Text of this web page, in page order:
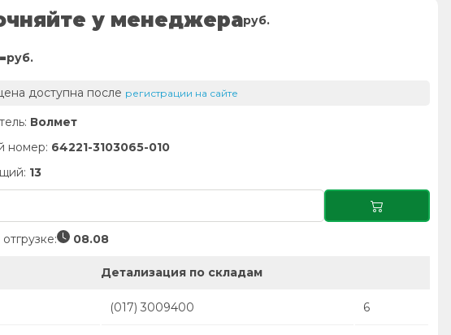
у менеджераруб.
-руб.
доступна после регистрации на сайте
Волмет
номер: 64221-3103065-010
13
08.08
Детализация по складам
(017) 3009400 6